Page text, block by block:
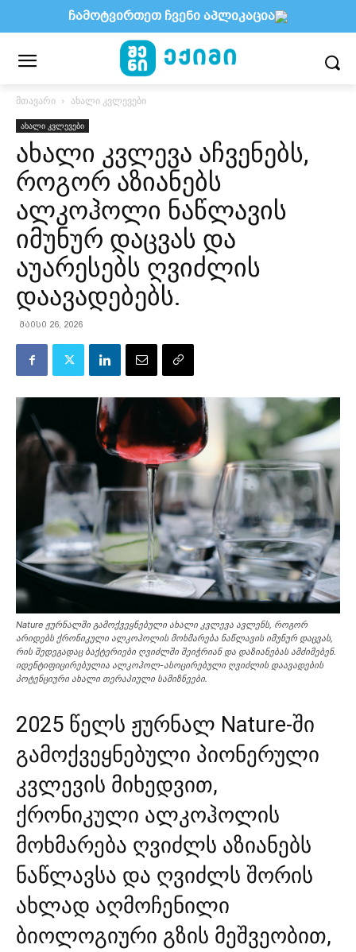
მთავარი ახალი კვლევები
ახალი კვლევები
ახალი კვლევა აჩვენებს,
როგორ აზიანებს
ალკოჰოლი ნაწლავის
იმუნურ დაცვას და
აუარესებს ღვიძლის
დაავადებებს.
მაისი 26, 2026
Nature ჟურნალში გამოქვეყნებული ახალი კვლევა ავლენს, როგორ
არიდებს ქრონიკული ალკოჰოლის მოხმარება ნაწლავის იმუნურ დაცვას,
რის შედეგადაც ბაქტერიები ღვიძლში შეიჭრიან და დაზიანებას ამძიმებენ.
იდენტიფიცირებულია ალკოჰოლ-ასოცირებული ღვიძლის დაავადების
პოტენციური ახალი თერაპიული სამიზნეები.
2025 წელს ჟურნალ Nature-ში
გამოქვეყნებული პიონერული
კვლევის მიხედვით,
ქრონიკული ალკოჰოლის
მოხმარება ღვიძლს აზიანებს
ნაწლავსა და ღვიძლს შორის
ახლად აღმოჩენილი
ბიოლოგიური გზის მეშვეობით,
ჩამოტვირთეთ ჩვენი აპლიკაცია